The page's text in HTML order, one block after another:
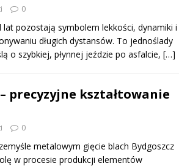
0
lat pozostają symbolem lekkości, dynamiki i
długich dystansów. To jednoślady
o szybkiej, płynnej jeździe po asfalcie, […]
precyzyjne kształtowanie
0
metalowym gięcie blach Bydgoszcz
w procesie produkcji elementów